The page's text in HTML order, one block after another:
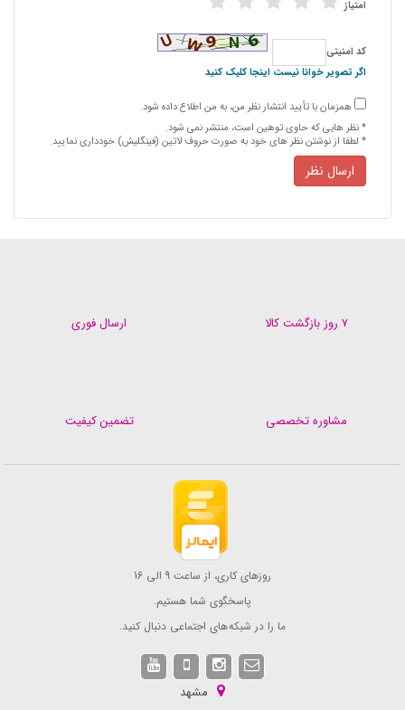
امتیاز
كد امنیتی
اگر تصویر خوانا نیست اینجا کلیک کنید
همزمان با تأیید انتشار نظر من، به من اطلاع داده شود.
* نظر هایی كه حاوی توهین است، منتشر نمی شود.
* لطفا از نوشتن نظر های خود به صورت حروف لاتین (فینگلیش) خودداری نمایید.
ارسال نظر
ارسال فوری ۷ روز بازگشت کالا
تضمین کیفیت مشاوره تخصصی
روزهای کاری، از ساعت 9 الی 16
پاسخگوی شما هستیم.
ما را در شبکه های اجتماعی دنبال کنید.
مشهد